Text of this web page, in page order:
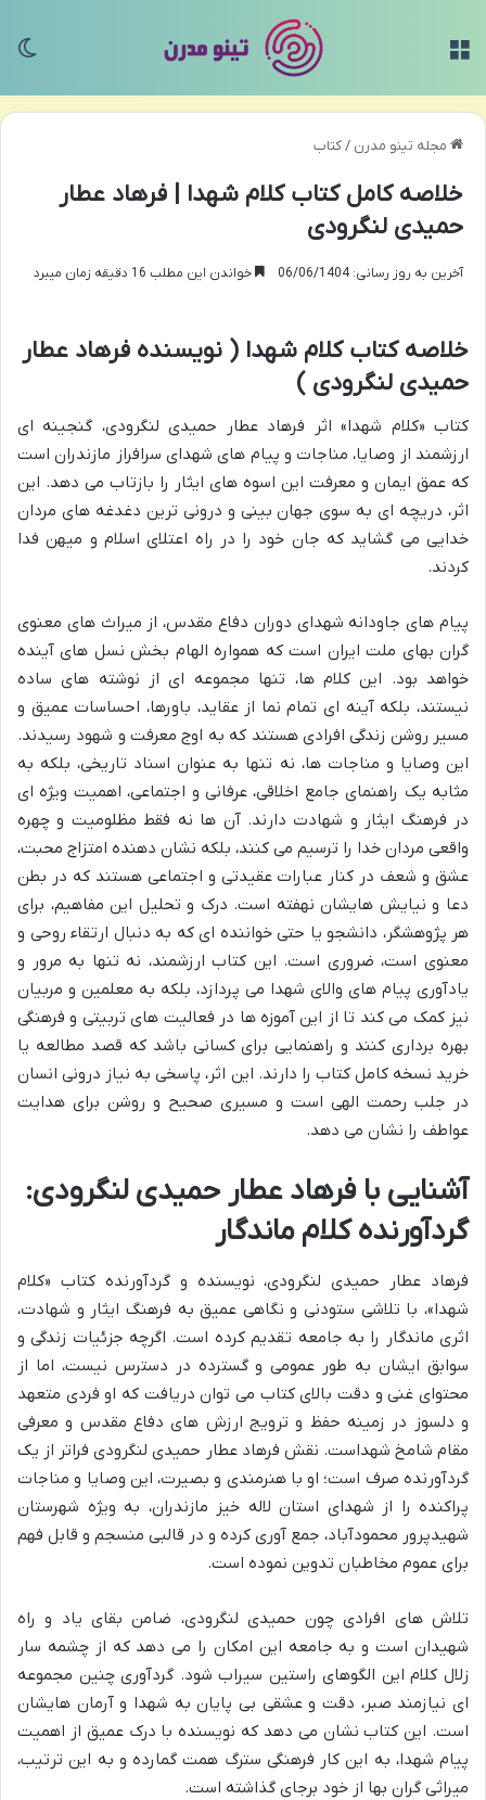
مجله تینو مدرن /کتاب
خلاصه کامل کتاب کلام شهدا | فرهاد عطار
حمیدی لنگرودی
آخرین به روز رسانی: 06/06/1404 خواندن این مطلب 16 دقیقه زمان میبرد
خلاصه کتاب کلام شهدا ( نویسنده فرهاد عطار
حمیدی لنگرودی )
کتاب «کلام شهدا» اثر فرهاد عطار حمیدی لنگرودی، گنجینه ای
ارزشمند از وصایا، مناجات و پیام های شهدای سرافراز مازندران است
که عمق ایمان و معرفت این اسوه های ایثار را بازتاب می دهد. این
اثر، دریچه ای به سوی جهان بینی و درونی ترین دغدغه های مردان
خدایی می گشاید که جان خود را در راه اعتلای اسلام و میهن فدا
کردند.
پیام های جاودانه شهدای دوران دفاع مقدس، از میراث های معنوی
گران بهای ملت ایران است که همواره الهام بخش نسل های آینده
خواهد بود. این کلام ها، تنها مجموعه ای از نوشته های ساده
نیستند، بلکه آینه ای تمام نما از عقاید، باورها، احساسات عمیق و
مسیر روشن زندگی افرادی هستند که به اوج معرفت و شهود رسیدند.
این وصایا و مناجات ها، نه تنها به عنوان اسناد تاریخی، بلکه به
مثابه یک راهنمای جامع اخلاقی، عرفانی و اجتماعی، اهمیت ویژه ای
در فرهنگ ایثار و شهادت دارند. آن ها نه فقط مظلومیت و چهره
واقعی مردان خدا را ترسیم می کنند، بلکه نشان دهنده امتزاج محبت،
عشق و شعف در کنار عبارات عقیدتی و اجتماعی هستند که در بطن
دعا و نیایش هایشان نهفته است. درک و تحلیل این مفاهیم، برای
هر پژوهشگر، دانشجو یا حتی خواننده ای که به دنبال ارتقاء روحی و
معنوی است، ضروری است. این کتاب ارزشمند، نه تنها به مرور و
یادآوری پیام های والای شهدا می پردازد، بلکه به معلمین و مربیان
نیز کمک می کند تا از این آموزه ها در فعالیت های تربیتی و فرهنگی
بهره برداری کنند و راهنمایی برای کسانی باشد که قصد مطالعه یا
خرید نسخه کامل کتاب را دارند. این اثر، پاسخی به نیاز درونی انسان
در جلب رحمت الهی است و مسیری صحیح و روشن برای هدایت
عواطف را نشان می دهد.
آشنایی با فرهاد عطار حمیدی لنگرودی:
گردآورنده کلام ماندگار
فرهاد عطار حمیدی لنگرودی، نویسنده و گردآورنده کتاب «کلام
شهدا»، با تلاشی ستودنی و نگاهی عمیق به فرهنگ ایثار و شهادت،
اثری ماندگار را به جامعه تقدیم کرده است. اگرچه جزئیات زندگی و
سوابق ایشان به طور عمومی و گسترده در دسترس نیست، اما از
محتوای غنی و دقت بالای کتاب می توان دریافت که او فردی متعهد
و دلسوز در زمینه حفظ و ترویج ارزش های دفاع مقدس و معرفی
مقام شامخ شهداست. نقش فرهاد عطار حمیدی لنگرودی فراتر از یک
گردآورنده صرف است؛ او با هنرمندی و بصیرت، این وصایا و مناجات
پراکنده را از شهدای استان لاله خیز مازندران، به ویژه شهرستان
شهیدپرور محمودآباد، جمع آوری کرده و در قالبی منسجم و قابل فهم
برای عموم مخاطبان تدوین نموده است.
تلاش های افرادی چون حمیدی لنگرودی، ضامن بقای یاد و راه
شهیدان است و به جامعه این امکان را می دهد که از چشمه سار
زلال کلام این الگوهای راستین سیراب شود. گردآوری چنین مجموعه
ای نیازمند صبر، دقت و عشقی بی پایان به شهدا و آرمان هایشان
است. این کتاب نشان می دهد که نویسنده با درک عمیق از اهمیت
پیام شهدا، به این کار فرهنگی سترگ همت گمارده و به این ترتیب،
میراثی گران بها از خود برجای گذاشته است.